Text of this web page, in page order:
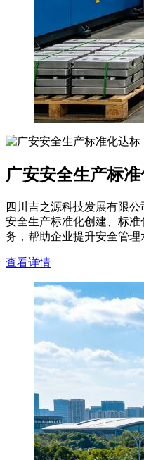
广安安全生产标
四川吉之源科技发展有限公
安全生产标准化创建、标
务，帮助企业提升安全管理
查看详情